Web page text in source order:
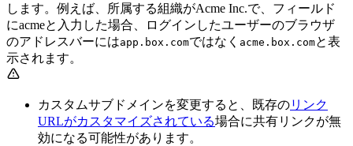
します。例えば、所属する組織がAcme Inc.で、フィールド
にacmeと入力した場合、ログインしたユーザーのブラウザ
のアドレスバーにはapp.box.comではなく acme.box.comと表
示されます。
カスタムサブドメインを変更すると、既存のリンク
URLがカスタマイズされている場合に共有リンクが無
効になる可能性があります。